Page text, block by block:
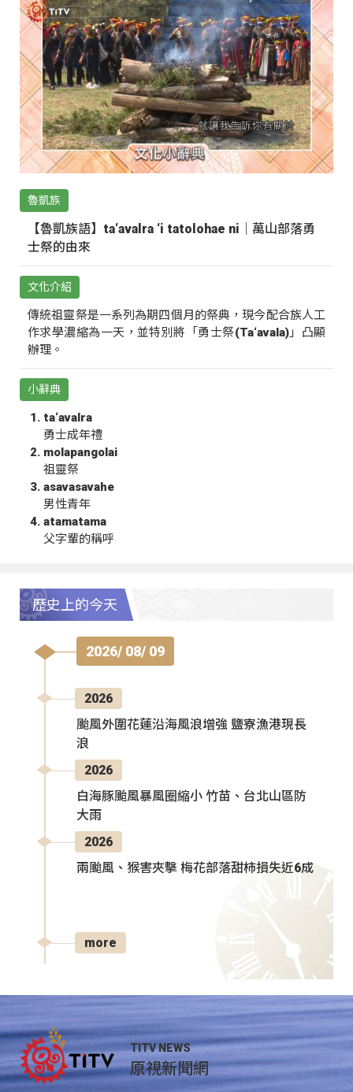
魯凱族
【魯凱族語】ta‘avalra ‘i tatolohae ni｜萬山部落勇
士祭的由來
文化介紹
傳統祖靈祭是一系列為期四個月的祭典，現今配合族人工
作求學濃縮為一天，並特別將「勇士祭(Ta‘avala)」凸顯
辦理。
小辭典
ta‘avalra
勇士成年禮
molapangolai
祖靈祭
asavasavahe
男性青年
atamatama
父字輩的稱呼
歷史上的今天
2026/ 08/ 09
2026
颱風外圍花蓮沿海風浪增強 鹽寮漁港現長
浪
2026
白海豚颱風暴風圈縮小 竹苗、台北山區防
大雨
2026
兩颱風、猴害夾擊 梅花部落甜柿損失近6成
more
TITV NEWS
原視新聞網